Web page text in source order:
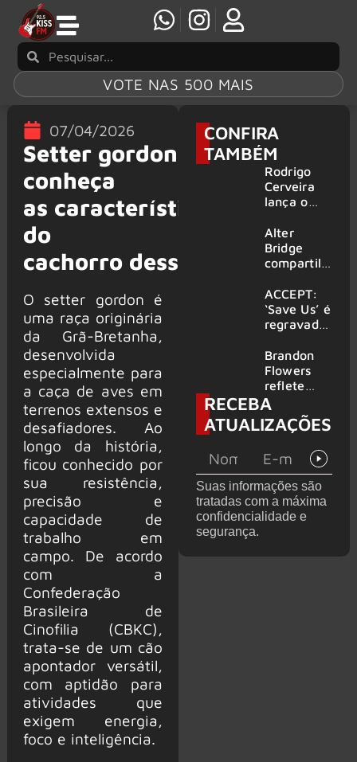
VOTE NAS 500 MAIS
07/04/2026
Setter gordon:
conheça
as características
do
cachorro dessa raça
O setter gordon é
uma raça originária
da Grã-Bretanha,
desenvolvida
especialmente para
a caça de aves em
terrenos extensos e
desafiadores. Ao
longo da história,
ficou conhecido por
sua resistência,
precisão e
capacidade de
trabalho em
campo. De acordo
com a
Confederação
Brasileira de
Cinofilia (CBKC),
trata-se de um cão
apontador versátil,
com aptidão para
atividades que
exigem energia,
foco e inteligência.
CONFIRA
TAMBÉM
Rodrigo
Cerveira
lança o
Searcher”
Alter
Bridge
compartilh
vivo de
“Fortress”
gravada
am Ring
2026
ACCEPT:
‘Save Us’ é
regravada
membros
do GHOST
e KORN
Brandon
Flowers
reflete
sobre o
futuro e
levanta
de de
deixar os
palcos
RECEBA
ATUALIZAÇÕES
Suas informações são
tratadas com a máxima
confidencialidade e
segurança.